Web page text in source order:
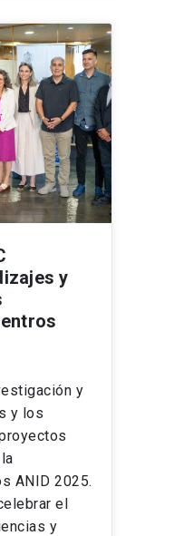
y
y
y los
ANID 2025.
el
y